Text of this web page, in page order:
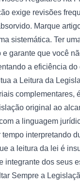
exige revisões
Marque
sistemática. Ter
e garante que você
a eficiência do
a Leitura da
complementares,
original ao
a linguagem
interpretando
a leitura da lei é
integrante dos seus
Sempre a